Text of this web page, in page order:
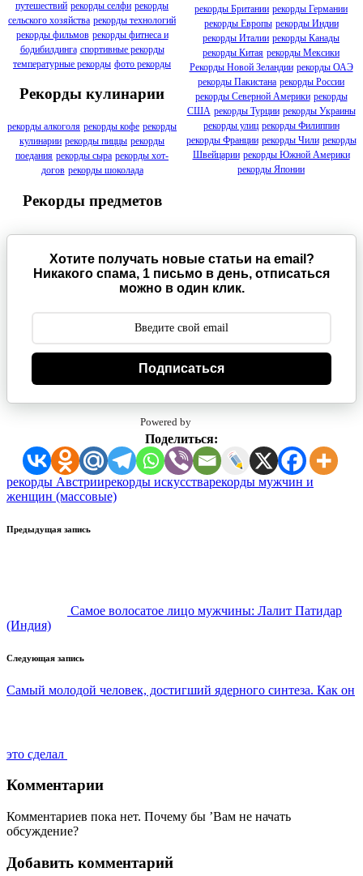
путешествий рекорды селфи рекорды
сельского хозяйства рекорды технологий
рекорды фильмов рекорды фитнеса и
бодибилдинга спортивные рекорды
температурные рекорды фото рекорды
Рекорды кулинарии
рекорды алкоголя рекорды кофе рекорды
кулинарии рекорды пиццы рекорды
поедания рекорды сыра рекорды хот-
догов рекорды шоколада
Рекорды предметов
рекорды Британии рекорды Германии
рекорды Европы рекорды Индии
рекорды Италии рекорды Канады
рекорды Китая рекорды Мексики
Рекорды Новой Зеландии рекорды ОАЭ
рекорды Пакистана рекорды России
рекорды Северной Америки рекорды
США рекорды Турции рекорды Украины
рекорды улиц рекорды Филиппин
рекорды Франции рекорды Чили рекорды
Швейцарии рекорды Южной Америки
рекорды Японии
Хотите получать новые статьи на email?
Никакого спама, 1 письмо в день, отписаться
можно в один клик.
Подписаться
Powered by
Поделиться:
Метки:
рекорды Австриирекорды искусстварекорды мужчин и
женщин (массовые)
Навигация
Предыдущая запись
Самое волосатое лицо мужчины: Лалит Патидар
(Индия)
Следующая запись
Самый молодой человек, достигший ядерного синтеза. Как он
это сделал
Комментарии
Комментариев пока нет. Почему бы ’Вам не начать
обсуждение?
Добавить комментарий